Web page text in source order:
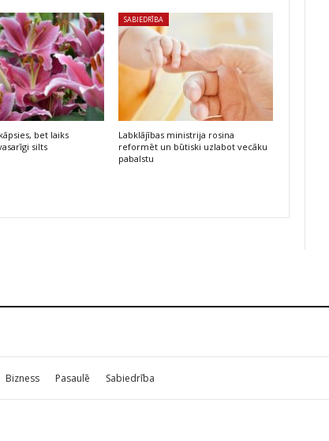
bet laiks
silts
SABIEDRĪBA
Labklājības ministrija rosina
reformēt un būtiski uzlabot vecāku
pabalstu
Bizness Pasaulē Sabiedrība